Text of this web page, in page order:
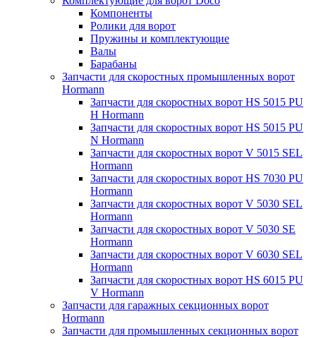
Компоненты
Ролики для ворот
Пружины и комплектующие
Валы
Барабаны
Запчасти для скоростных промышленных ворот
Hormann
Запчасти для скоростных ворот HS 5015 PU
H Hormann
Запчасти для скоростных ворот HS 5015 PU
N Hormann
Запчасти для скоростных ворот V 5015 SEL
Hormann
Запчасти для скоростных ворот HS 7030 PU
Hormann
Запчасти для скоростных ворот V 5030 SEL
Hormann
Запчасти для скоростных ворот V 5030 SE
Hormann
Запчасти для скоростных ворот V 6030 SEL
Hormann
Запчасти для скоростных ворот HS 6015 PU
V Hormann
Запчасти для гаражных секционных ворот
Hormann
Запчасти для промышленных секционных ворот